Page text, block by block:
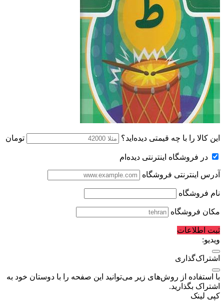
این کالا را با چه قیمتی دیده‌اید؟ تومان
در فروشگاه اینترنتی دیده‌ام
آدرس اینترنتی فروشگاه
نام فروشگاه
مکان فروشگاه
ثبت اطلاعات
ویدیو:
اشتراک‌گذاری
با استفاده از روش‌های زیر می‌توانید این صفحه را با دوستان خود به
اشتراک بگذارید.
کپی لینک